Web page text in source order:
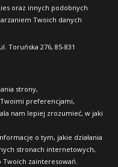
oraz innych podobnych
Twoich danych
Toruńska 276, 85-831
strony,
preferencjami,
nam lepiej zrozumieć, w jaki
o tym, jakie działania
stronach internetowych,
Twoich zainteresowań.